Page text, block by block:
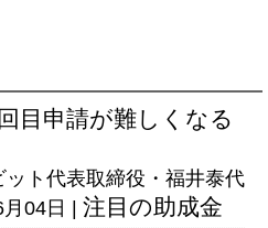
目申請が難しくなる
ット代表取締役・福井泰代
04日 | 注目の助成金